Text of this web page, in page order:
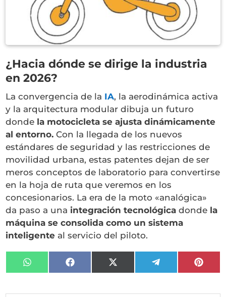
¿Hacia dónde se dirige la industria
en 2026?
La convergencia de la IA, la aerodinámica activa
y la arquitectura modular dibuja un futuro
donde la motocicleta se ajusta dinámicamente
al entorno. Con la llegada de los nuevos
estándares de seguridad y las restricciones de
movilidad urbana, estas patentes dejan de ser
meros conceptos de laboratorio para convertirse
en la hoja de ruta que veremos en los
concesionarios. La era de la moto «analógica»
da paso a una integración tecnológica donde la
máquina se consolida como un sistema
inteligente al servicio del piloto.
Compartir
en
Compartir
en
Compartir
en
(Twitter)
Compartir
en
en